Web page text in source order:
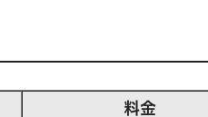
料金